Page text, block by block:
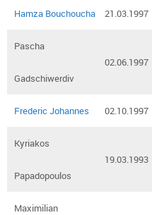
Hamza Bouchoucha 21.03.1997
Pascha
Gadschiwerdiv
02.06.1997
Frederic Johannes 02.10.1997
Kyriakos
Papadopoulos
19.03.1993
Maximilian